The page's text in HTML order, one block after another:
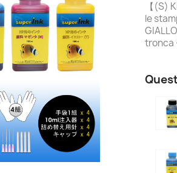
【(S)
le
tronca